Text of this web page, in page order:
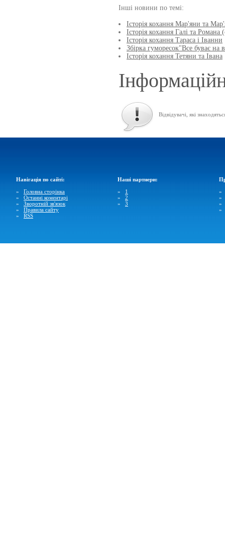
Інші новини по темі:
Історія кохання Мар'яни та
Історія кохання Галі та
Історія кохання Тараса і Іванни
Збірка гуморесок"Все буває на
Історія кохання Тетяни та Івана
Відвідувачі, які
Навігація по сайті:
» Головна сторінка
» Останні коментарі
» Зворотній зв'язок
» Правила сайту
» RSS
Наші партнери:
» 1
» 2
» 3